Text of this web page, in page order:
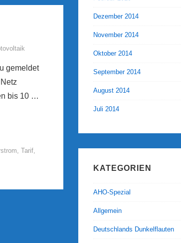
gemeldet
bis 10 …
, Tarif,
Dezember 2014
November 2014
Oktober 2014
September 2014
August 2014
Juli 2014
KATEGORIEN
AHO-Spezial
Allgemein
Deutschlands Dunkelflauten